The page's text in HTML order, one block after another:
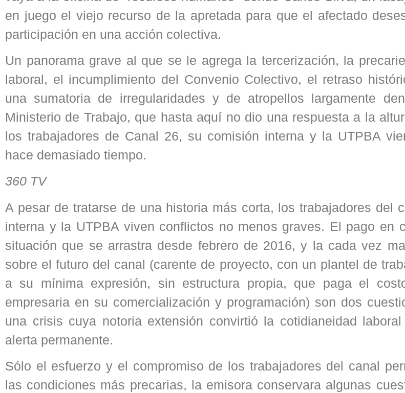
en juego el viejo recurso de la apretada para que el afectado
participación en una acción colectiva.
Un panorama grave al que se le agrega la tercerización, la
laboral, el incumplimiento del Convenio Colectivo, el retraso
una sumatoria de irregularidades y de atropellos largamente
Ministerio de Trabajo, que hasta aquí no dio una respuesta a la
los trabajadores de Canal 26, su comisión interna y la UTPBA
hace demasiado tiempo.
360 TV
A pesar de tratarse de una historia más corta, los trabajadores del
interna y la UTPBA viven conflictos no menos graves. El pago en
situación que se arrastra desde febrero de 2016, y la cada vez
sobre el futuro del canal (carente de proyecto, con un plantel de
a su mínima expresión, sin estructura propia, que paga el
empresaria en su comercialización y programación) son dos
una crisis cuya notoria extensión convirtió la cotidianeidad
alerta permanente.
Sólo el esfuerzo y el compromiso de los trabajadores del canal
las condiciones más precarias, la emisora conservara algunas